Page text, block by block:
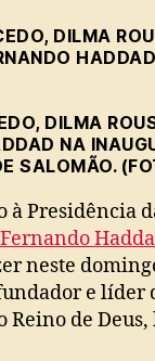
DILMA
NA
SALOMÃO.
à Presidência
Fernando
neste
e líder
Reino de